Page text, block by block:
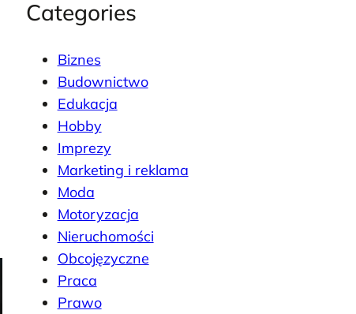
Categories
Biznes
Budownictwo
Edukacja
Hobby
Imprezy
Marketing i reklama
Moda
Motoryzacja
Nieruchomości
Obcojęzyczne
Praca
Prawo